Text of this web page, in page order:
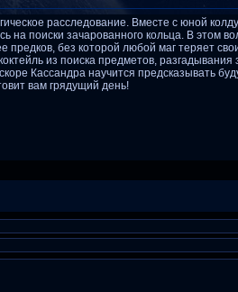
расследование. Вместе с юной
на поиски зачарованного кольца. В этом
предков, без которой любой маг теряет
из поиска предметов, разгадывания
Кассандра научится предсказывать
вам грядущий день!